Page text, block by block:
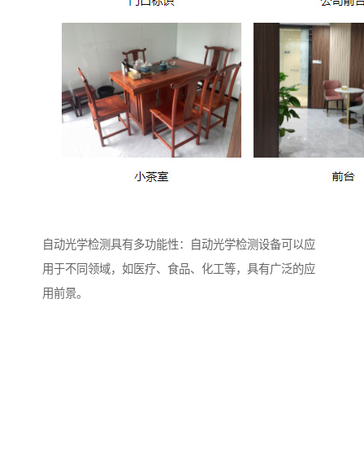
自动光学检测具有多功能性：自动光学检测设备可以应
用于不同领域，如医疗、食品、化工等，具有广泛的应
用前景。